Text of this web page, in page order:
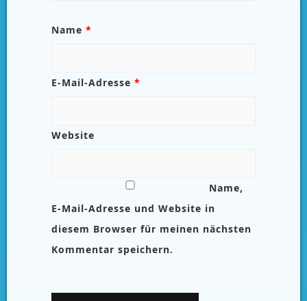
Name *
E-Mail-Adresse *
Website
Name,
E-Mail-Adresse und Website in
diesem Browser für meinen nächsten
Kommentar speichern.